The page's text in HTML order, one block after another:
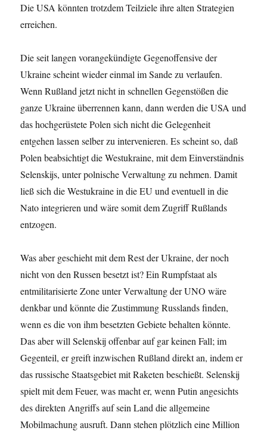
Die USA könnten trotzdem Teilziele ihre alten Strategien
erreichen.
Die seit langen vorangekündigte Gegenoffensive der
Ukraine scheint wieder einmal im Sande zu verlaufen.
Wenn Rußland jetzt nicht in schnellen Gegenstößen die
ganze Ukraine überrennen kann, dann werden die USA und
das hochgerüstete Polen sich nicht die Gelegenheit
entgehen lassen selber zu intervenieren. Es scheint so, daß
Polen beabsichtigt die Westukraine, mit dem Einverständnis
Selenskijs, unter polnische Verwaltung zu nehmen. Damit
ließ sich die Westukraine in die EU und eventuell in die
Nato integrieren und wäre somit dem Zugriff Rußlands
entzogen.
Was aber geschieht mit dem Rest der Ukraine, der noch
nicht von den Russen besetzt ist? Ein Rumpfstaat als
entmilitarisierte Zone unter Verwaltung der UNO wäre
denkbar und könnte die Zustimmung Russlands finden,
wenn es die von ihm besetzten Gebiete behalten könnte.
Das aber will Selenskij offenbar auf gar keinen Fall; im
Gegenteil, er greift inzwischen Rußland direkt an, indem er
das russische Staatsgebiet mit Raketen beschießt. Selenskij
spielt mit dem Feuer, was macht er, wenn Putin angesichts
des direkten Angriffs auf sein Land die allgemeine
Mobilmachung ausruft. Dann stehen plötzlich eine Million